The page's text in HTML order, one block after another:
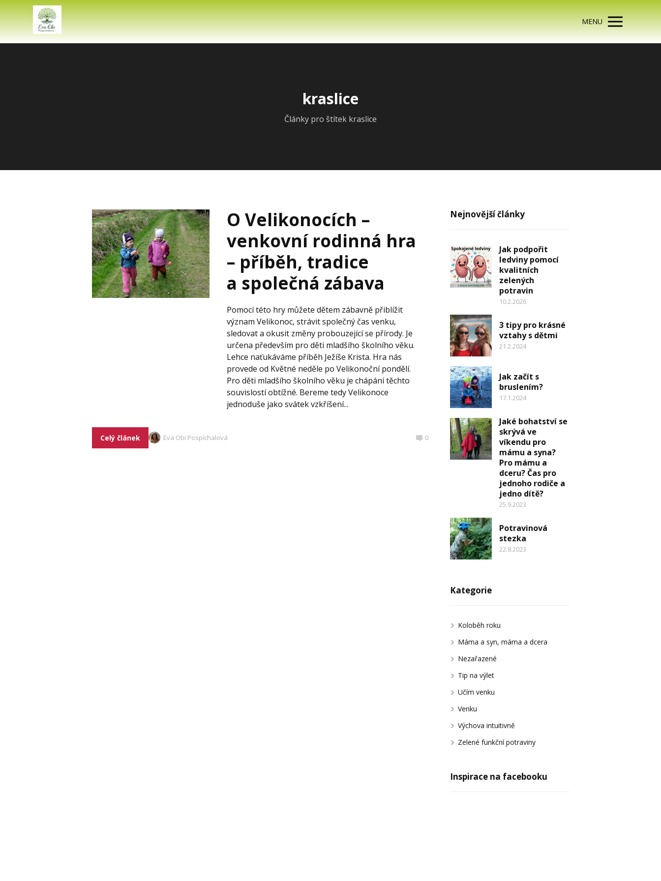
MENU
kraslice
Články pro štítek kraslice
O Velikonocích –
venkovní rodinná hra
– příběh, tradice
a společná zábava
Pomocí této hry můžete dětem zábavně přiblížit
význam Velikonoc, strávit společný čas venku,
sledovat a okusit změny probouzející se přírody. Je
určena především pro děti mladšího školního věku.
Lehce naťukáváme příběh Ježíše Krista. Hra nás
provede od Květné neděle po Velikonoční pondělí.
Pro děti mladšího školního věku je chápání těchto
souvislostí obtížné. Bereme tedy Velikonoce
jednoduše jako svátek vzkříšení...
Celý článek Eva Obi Pospíchalová 0
Nejnovější články
Jak podpořit
ledviny pomocí
kvalitních
zelených
potravin
10.2.2026
3 tipy pro krásné
vztahy s dětmi
21.2.2024
Jak začít s
bruslením?
17.1.2024
Jaké bohatství se
skrývá ve
víkendu pro
mámu a syna?
Pro mámu a
dceru? Čas pro
jednoho rodiče a
jedno dítě?
25.9.2023
Potravinová
stezka
22.8.2023
Kategorie
Koloběh roku
Máma a syn, máma a dcera
Nezařazené
Tip na výlet
Učím venku
Venku
Výchova intuitivně
Zelené funkční potraviny
Inspirace na facebooku